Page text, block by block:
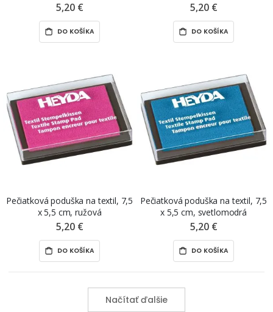
5,20 €
DO KOŠÍKA
5,20 €
DO KOŠÍKA
Pečiatková poduška na textil, 7,5
x 5,5 cm, ružová
5,20 €
DO KOŠÍKA
Pečiatková poduška na textil, 7,5
x 5,5 cm, svetlomodrá
5,20 €
DO KOŠÍKA
Načítať ďalšie